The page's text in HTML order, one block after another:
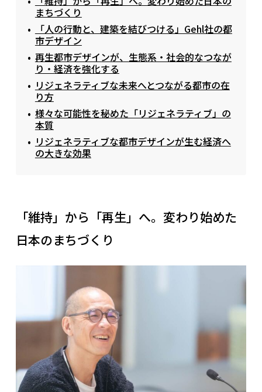
まちづくり
「人の行動と、建築を結びつける」Gehl社の都
市デザイン
再生都市デザインが、生態系・社会的なつなが
り・経済を強化する
リジェネラティブな未来へとつながる都市の在
り方
様々な可能性を秘めた「リジェネラティブ」の
本質
リジェネラティブな都市デザインが生む経済へ
の大きな効果
「維持」から「再生」へ。変わり始めた
日本のまちづくり